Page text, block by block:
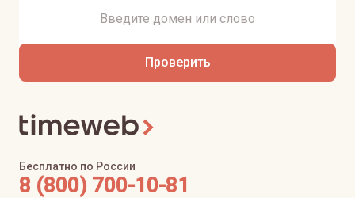
Проверить
Бесплатно по России
8 (800) 700-10-81